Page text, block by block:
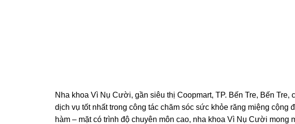
Nha khoa Vì Nụ Cười, gần siêu thị Coopmart, TP. Bến Tre, Bến
dịch vụ tốt nhất trong công tác chăm sóc sức khỏe răng miệng cộng
hàm – mặt có trình độ chuyên môn cao, nha khoa Vì Nụ Cười mong